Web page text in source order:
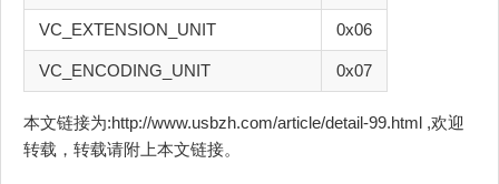
VC_EXTENSION_UNIT 0x06
VC_ENCODING_UNIT 0x07
本文链接为:http://www.usbzh.com/article/detail-99.html ,欢迎
转载，转载请附上本文链接。